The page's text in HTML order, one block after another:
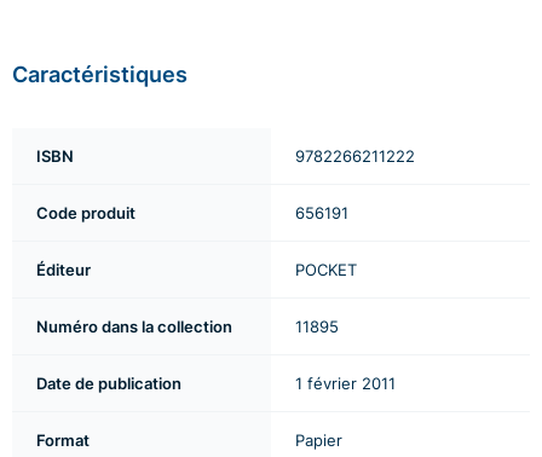
Caractéristiques
ISBN 9782266211222
Code produit 656191
Éditeur POCKET
Numéro dans la collection 11895
Date de publication 1 février 2011
Format Papier